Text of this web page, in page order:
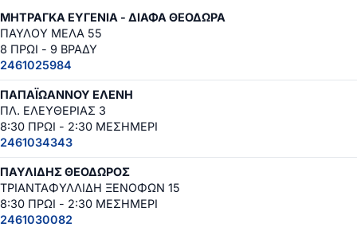
ΜΗΤΡΑΓΚΑ ΕΥΓΕΝΙΑ - ΔΙΑΦΑ ΘΕΟΔΩΡΑ
ΠΑΥΛΟΥ ΜΕΛΑ 55
8 ΠΡΩΙ - 9 ΒΡΑΔΥ
2461025984
ΠΑΠΑΪΩΑΝΝΟΥ ΕΛΕΝΗ
ΠΛ. ΕΛΕΥΘΕΡΙΑΣ 3
8:30 ΠΡΩΙ - 2:30 ΜΕΣΗΜΕΡΙ
2461034343
ΠΑΥΛΙΔΗΣ ΘΕΟΔΩΡΟΣ
ΤΡΙΑΝΤΑΦΥΛΛΙΔΗ ΞΕΝΟΦΩΝ 15
8:30 ΠΡΩΙ - 2:30 ΜΕΣΗΜΕΡΙ
2461030082